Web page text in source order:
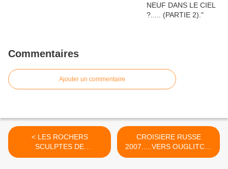
Commentaires
Ajouter un commentaire
< LES ROCHERS
SCULPTES DE
ROTHENEUF...
CROISIERE RUSSE
2007.....VERS OUGLITCH.
>